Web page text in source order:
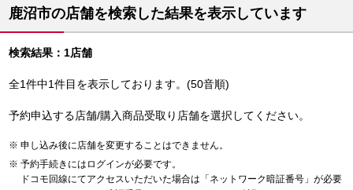
鹿沼市の店舗を検索した結果を表示しています
検索結果：1店舗
全1件中1件目を表示しております。(50音順)
予約申込する店舗/購入商品受取り店舗を選択してください。
申し込み後に店舗を変更することはできません。
予約手続きにはログインが必要です。
ドコモ回線にてアクセスいただいた場合は「ネットワーク暗証番号」が必要